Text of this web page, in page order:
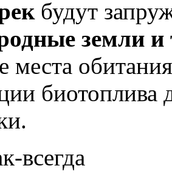
будут
земли и
места
всегда